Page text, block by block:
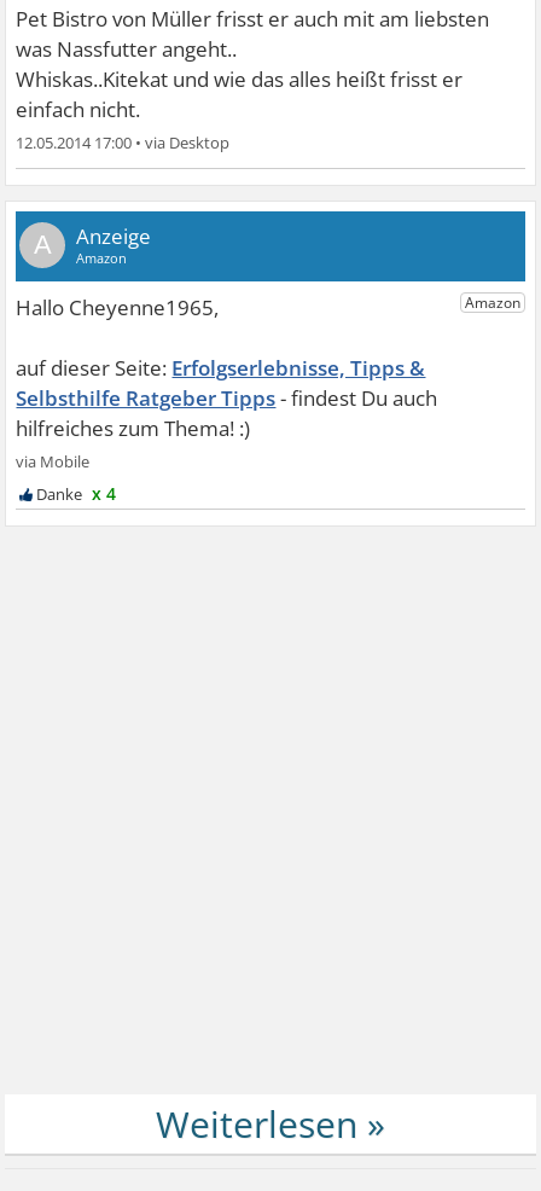
Pet Bistro von Müller frisst er auch mit am liebsten
was Nassfutter angeht..
Whiskas..Kitekat und wie das alles heißt frisst er
einfach nicht.
12.05.2014 17:00 •
A
Erfolgserlebnisse, Tipps &
Selbsthilfe Ratgeber Tipps
x 4